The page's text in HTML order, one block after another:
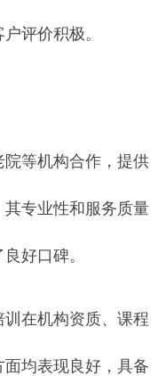
评价积极。
等机构合作，提供
专业性和服务质量
好口碑。
在机构资质、课程
均表现良好，具备